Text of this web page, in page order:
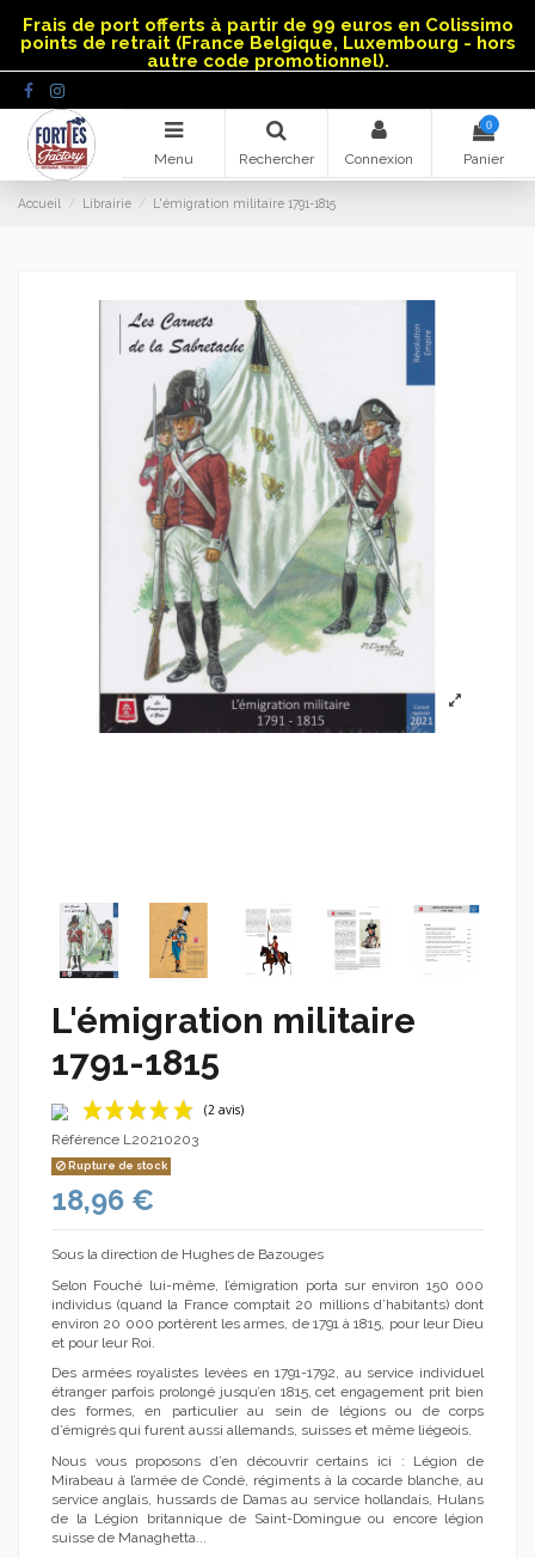
Frais de port offerts à partir de 99 euros en Colissimo
points de retrait (France Belgique, Luxembourg - hors
autre code promotionnel).
Menu Rechercher Connexion
0
Panier
Accueil Librairie L'émigration militaire 1791-1815
L'émigration militaire
1791-1815
(2 avis)
Référence L20210203
Rupture de stock
18,96 €
Sous la direction de Hughes de Bazouges
Selon Fouché lui-même, l’émigration porta sur environ 150 000
individus (quand la France comptait 20 millions d’habitants) dont
environ 20 000 portèrent les armes, de 1791 à 1815, pour leur Dieu
et pour leur Roi.
Des armées royalistes levées en 1791-1792, au service individuel
étranger parfois prolongé jusqu’en 1815, cet engagement prit bien
des formes, en particulier au sein de légions ou de corps
d’émigrés qui furent aussi allemands, suisses et même liégeois.
Nous vous proposons d’en découvrir certains ici : Légion de
Mirabeau à l’armée de Condé, régiments à la cocarde blanche, au
service anglais, hussards de Damas au service hollandais, Hulans
de la Légion britannique de Saint-Domingue ou encore légion
suisse de Managhetta...